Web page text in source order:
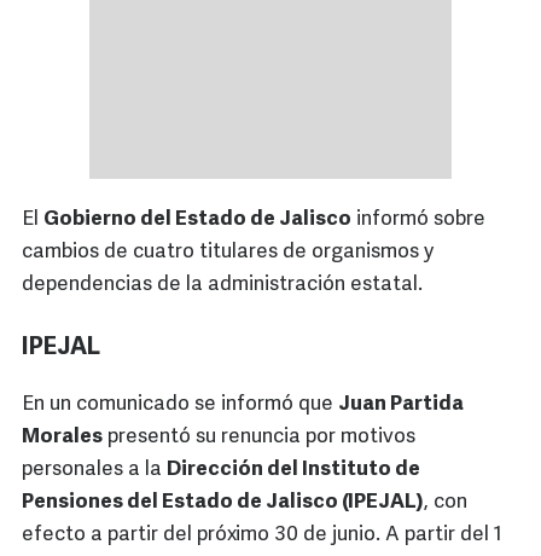
El Gobierno del Estado de Jalisco informó sobre
cambios de cuatro titulares de organismos y
dependencias de la administración estatal.
IPEJAL
En un comunicado se informó que Juan Partida
Morales presentó su renuncia por motivos
personales a la Dirección del Instituto de
Pensiones del Estado de Jalisco (IPEJAL), con
efecto a partir del próximo 30 de junio. A partir del 1